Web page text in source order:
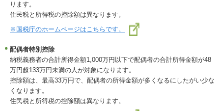
ります。
住民税と所得税の控除額は異なります。
※国税庁のホームページはこちらです。
配偶者特別控除
納税義務者の合計所得金額1,000万円以下で配偶者の合計所得金額が48
万円超133万円未満の人が対象になります。
控除額は、最高33万円で、配偶者の所得金額が多くなるにしたがい少な
くなります。
住民税と所得税の控除額は異なります。